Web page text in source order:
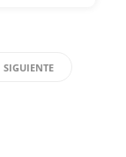
SIGUIENTE